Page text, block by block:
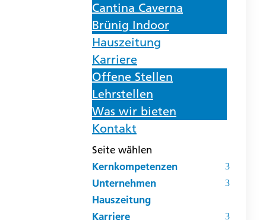
Cantina Caverna
Brünig Indoor
Hauszeitung
Karriere
Offene Stellen
Lehrstellen
Was wir bieten
Kontakt
Seite wählen
Kernkompetenzen
Unternehmen
Hauszeitung
Karriere